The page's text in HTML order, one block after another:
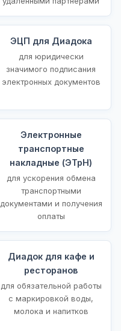
ЭЦП для Диадока
для юридически
значимого подписания
электронных документов
Электронные
транспортные
накладные (ЭТрН)
для ускорения обмена
транспортными
документами и получения
оплаты
Диадок для кафе и
ресторанов
для обязательной работы
с маркировкой воды,
молока и напитков